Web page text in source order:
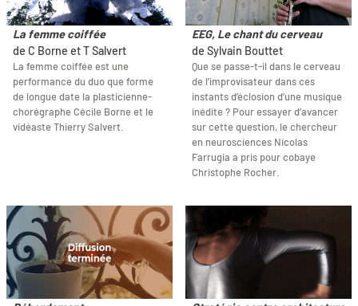
La femme coiffée
de C Borne et T Salvert
La femme coiffée est une
performance du duo que forme
de longue date la plasticienne-
chorégraphe Cécile Borne et le
vidéaste Thierry Salvert.
EEG, Le chant du cerveau
de Sylvain Bouttet
Que se passe-t-il dans le cerveau
de l’improvisateur dans ces
instants d’éclosion d’une musique
inédite ? Pour essayer d’avancer
sur cette question, le chercheur
en neurosciences Nicolas
Farrugia a pris pour cobaye
Christophe Rocher.